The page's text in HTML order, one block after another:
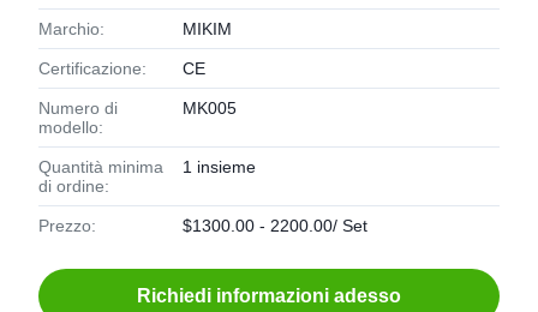
Marchio: MIKIM
Certificazione: CE
Numero di
modello:
MK005
Quantità minima
di ordine:
1 insieme
Prezzo: $1300.00 - 2200.00/ Set
Richiedi informazioni adesso